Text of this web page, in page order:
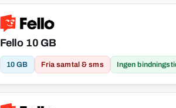
Fello 10 GB
10 GB Fria samtal & sms Ingen